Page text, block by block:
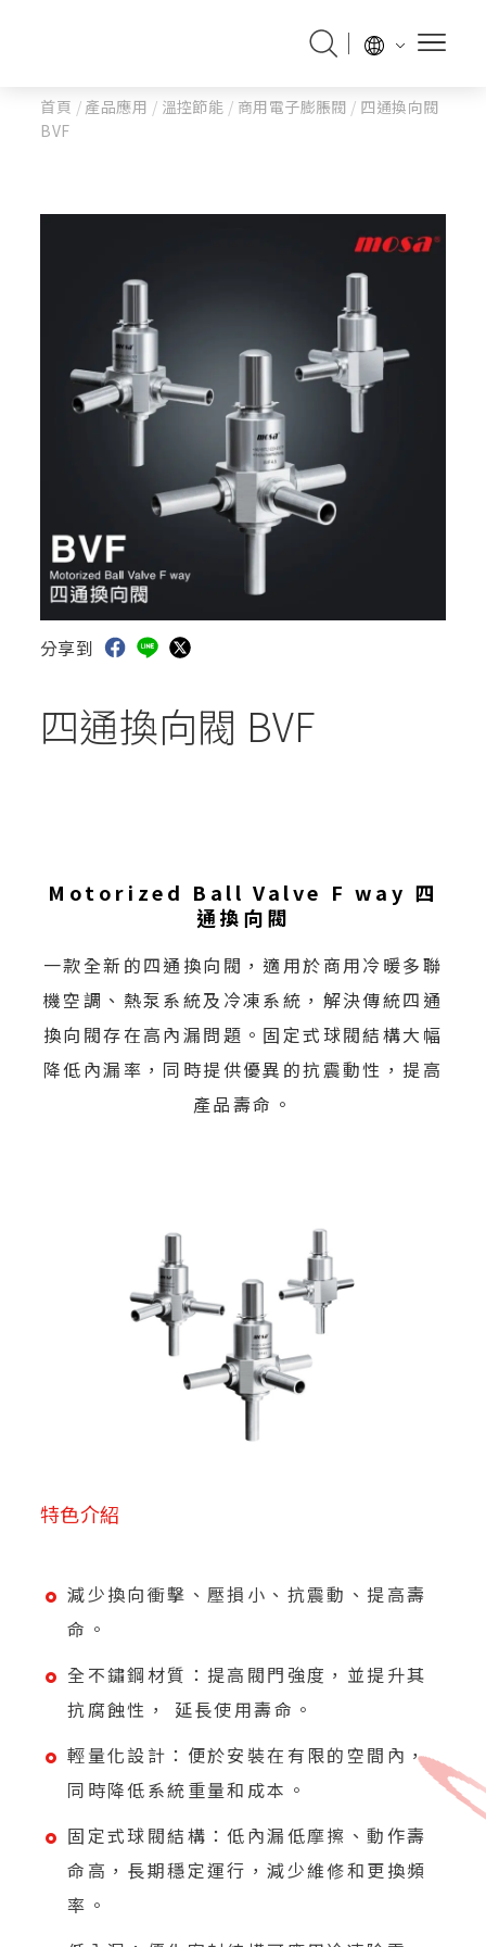
首頁 /產品應用 / 溫控節能 / 商用電子膨脹閥 / 四通換向閥
BVF
分享到
四通換向閥 BVF
Motorized Ball Valve F way 四
通換向閥
一款全新的四通換向閥，適用於商用冷暖多聯
機空調、熱泵系統及冷凍系統，解決傳統四通
換向閥存在高內漏問題。固定式球閥結構大幅
降低內漏率，同時提供優異的抗震動性，提高
產品壽命。
特色介紹
減少換向衝擊、壓損小、抗震動、提高壽
命。
全不鏽鋼材質：提高閥門強度，並提升其
抗腐蝕性， 延長使用壽命。
輕量化設計：便於安裝在有限的空間內，
同時降低系統重量和成本。
固定式球閥結構：低內漏低摩擦、動作壽
命高，長期穩定運行，減少維修和更換頻
率。